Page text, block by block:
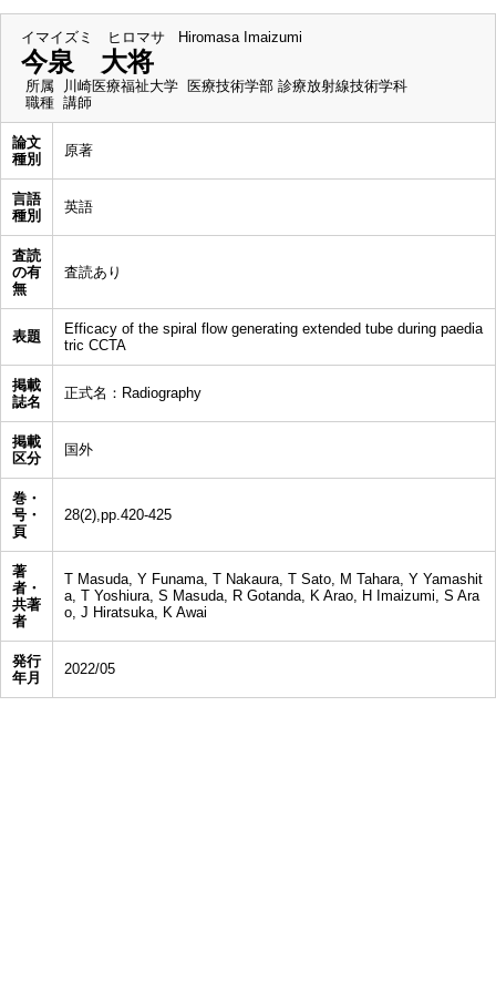
イマイズミ ヒロマサ Hiromasa Imaizumi
今泉 大将
所属
川崎医療福祉大学 医療技術学部 診療放射線技術学科
職種 講師
論文
種別
原著
言語
種別
英語
査読
の有
無
査読あり
表題
Efficacy of the spiral flow generating extended tube during paedia
tric CCTA
掲載
誌名
正式名：Radiography
掲載
区分
国外
巻・
号・
頁
28(2),pp.420-425
著
者・
共著
者
T Masuda, Y Funama, T Nakaura, T Sato, M Tahara, Y Yamashit
a, T Yoshiura, S Masuda, R Gotanda, K Arao, H Imaizumi, S Ara
o, J Hiratsuka, K Awai
発行
年月
2022/05